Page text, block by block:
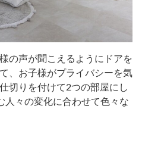
の声が聞こえるようにドアを
、お子様がプライバシーを気
切りを付けて2つの部屋にし
人々の変化に合わせて色々な